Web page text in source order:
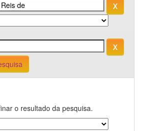
o resultado da pesquisa.